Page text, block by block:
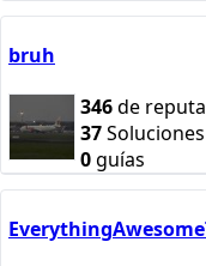
bruh
346de
37Soluciones
0guías